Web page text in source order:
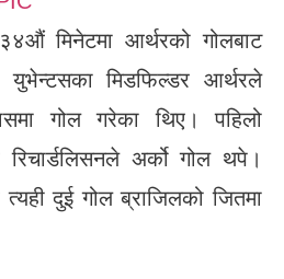
मिनेटमा आर्थरको गोलबाट
युभेन्टसका मिडफिल्डर आर्थरले
गोल गरेका थिए। पहिलो
अर्को गोल थपे।
त्यही दुई गोल ब्राजिलको जितमा